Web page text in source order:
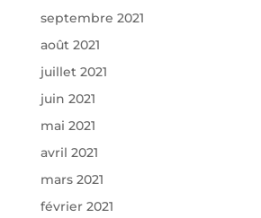
septembre 2021
août 2021
juillet 2021
juin 2021
mai 2021
avril 2021
mars 2021
février 2021